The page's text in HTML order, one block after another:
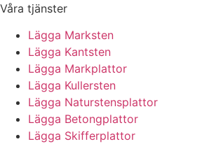
Våra tjänster
Lägga Marksten
Lägga Kantsten
Lägga Markplattor
Lägga Kullersten
Lägga Naturstensplattor
Lägga Betongplattor
Lägga Skifferplattor